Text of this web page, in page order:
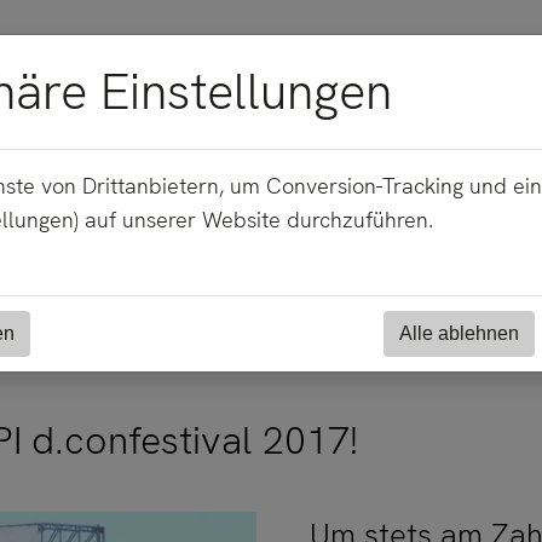
HPI d.confestival 2017!
d.confestival 2017!
Einstellungen
von Drittanbietern, um Conversion-Tracking und
auf unserer Website durchzuführen.
Alle ablehnen